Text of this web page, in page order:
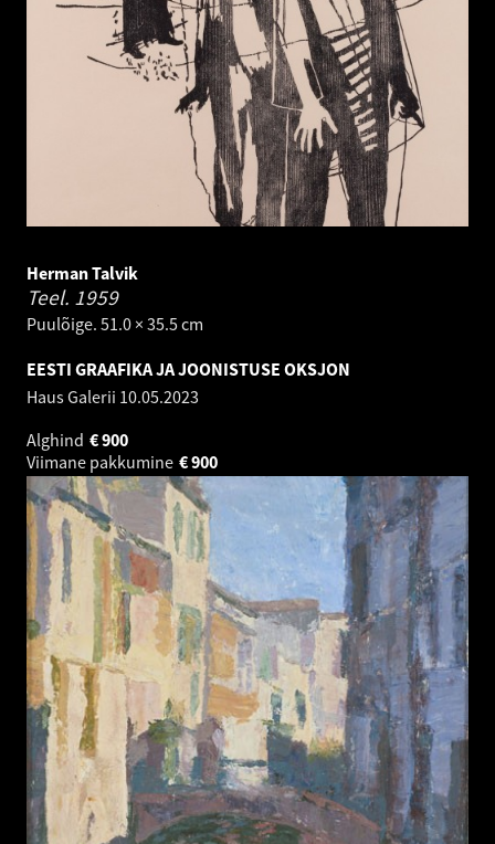
Herman Talvik
Teel. 1959
Puulõige. 51.0 × 35.5 cm
EESTI GRAAFIKA JA JOONISTUSE OKSJON
Haus Galerii 10.05.2023
Alghind
900
€
Viimane pakkumine
900
€